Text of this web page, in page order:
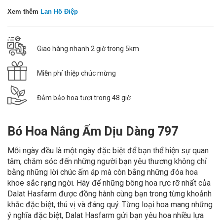
Xem thêm Lan Hồ Điệp
Giao hàng nhanh 2 giờ trong 5km
Miễn phí thiệp chúc mừng
Đảm bảo hoa tươi trong 48 giờ
Bó Hoa Nắng Ấm Dịu Dàng 797
Mỗi ngày đều là một ngày đặc biệt để bạn thể hiện sự quan
tâm, chăm sóc đến những người bạn yêu thương không chỉ
bằng những lời chúc ấm áp mà còn bằng những đóa hoa
khoe sắc rạng ngời. Hãy để những bông hoa rực rỡ nhất của
Dalat Hasfarm được đồng hành cùng bạn trong từng khoảnh
khắc đặc biệt, thú vị và đáng quý. Từng loại hoa mang những
ý nghĩa đặc biệt, Dalat Hasfarm gửi bạn yêu hoa nhiều lựa